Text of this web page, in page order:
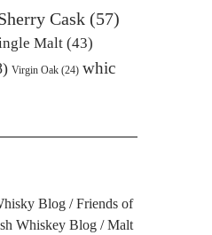
Cask(57)
Malt(43)
Virgin Oak(24) whic
Blog
Friends of
Whiskey Blog
Malt